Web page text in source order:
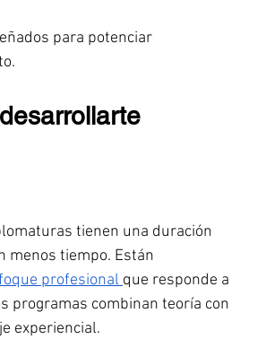
para potenciar
tienen una duración
menos tiempo. Están
profesional que responde a
programas combinan teoría con
experiencial.